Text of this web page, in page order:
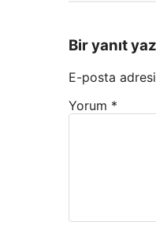
Bir yanıt
E-posta
Yorum *